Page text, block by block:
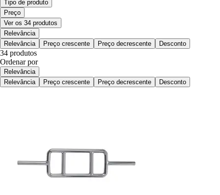
Tipo de produto
Preço
Ver os 34 produtos
Relevância
Relevância
Preço crescente Preço decrescente Desconto
34 produtos
Ordenar por
Relevância
Relevância
Preço crescente Preço decrescente Desconto